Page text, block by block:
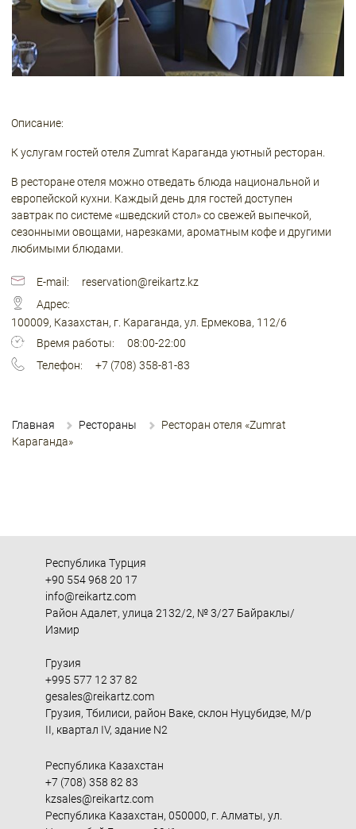
Описание:
К услугам гостей отеля Zumrat Караганда уютный ресторан.
В ресторане отеля можно отведать блюда национальной и
европейской кухни. Каждый день для гостей доступен
завтрак по системе «шведский стол» со свежей выпечкой,
сезонными овощами, нарезками, ароматным кофе и другими
любимыми блюдами.
E-mail:
reservation@reikartz.kz
Адрес:
100009, Казахстан, г. Караганда, ул. Ермекова, 112/6
Время работы:
08:00-22:00
Телефон:
+7 (708) 358-81-83
Главная Рестораны
Ресторан отеля «Zumrat
Караганда»
Республика Турция
+90 554 968 20 17
info@reikartz.com
Район Адалет, улица 2132/2, № 3/27 Байраклы/
Измир
Грузия
+995 577 12 37 82
gesales@reikartz.com
Грузия, Тбилиси, район Ваке, склон Нуцубидзе, М/р
II, квартал IV, здание N2
Республика Казахстан
+7 (708) 358 82 83
kzsales@reikartz.com
Республика Казахстан, 050000, г. Алматы, ул.